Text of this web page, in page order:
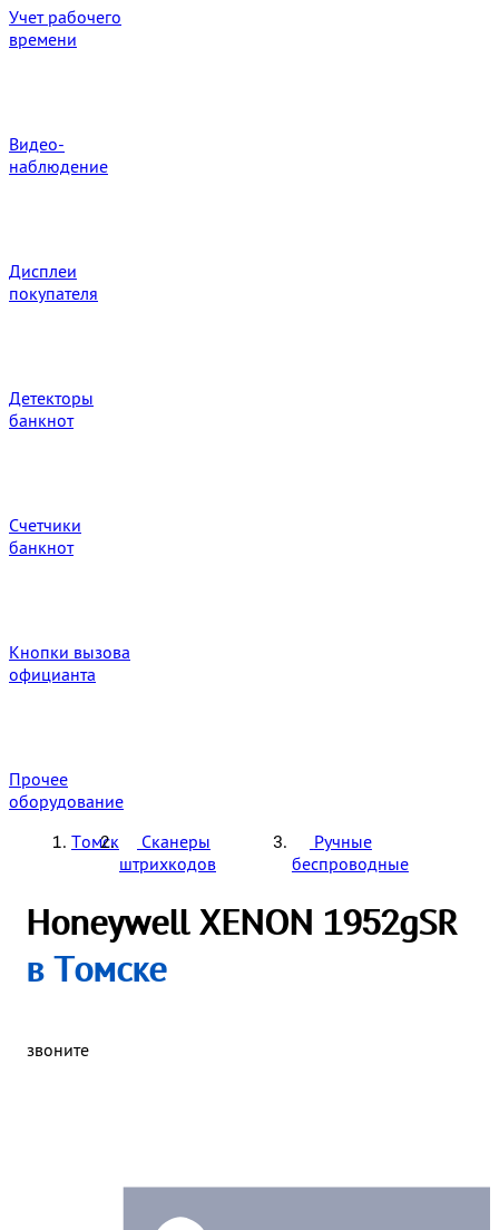
Учет рабочего
времени
Видео‑
наблюдение
Дисплеи
покупателя
Детекторы
банкнот
Счетчики
банкнот
Кнопки вызова
официанта
Прочее
оборудование
Томск
Сканеры
штрихкодов
Ручные
беспроводные
Honeywell XENON 1952gSR
в Томске
звоните